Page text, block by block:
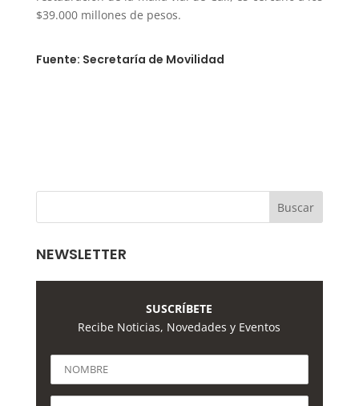
$39.000 millones de pesos.
Fuente: Secretaría de Movilidad
NEWSLETTER
SUSCRÍBETE
Recibe Noticias, Novedades y Eventos